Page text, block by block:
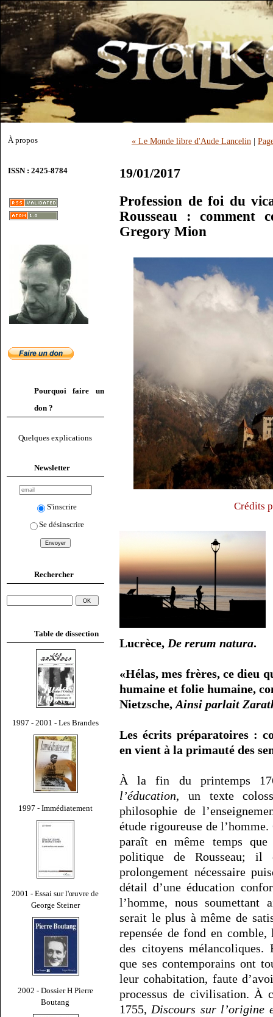
À propos
ISSN : 2425-8784
Pourquoi faire un
don ?
Quelques explications
Newsletter
S'inscrire
Se désinscrire
Rechercher
Table de dissection
1997 - 2001 - Les Brandes
1997 - Immédiatement
2001 - Essai sur l'œuvre de
George Steiner
2002 - Dossier H Pierre
Boutang
« Le Monde libre d'Aude Lancelin |
19/01/2017
Profession de foi du
Rousseau : comment
Gregory Mion
Crédits
Lucrèce, De rerum natura.
«Hélas, mes frères, ce dieu
humaine et folie humaine,
Nietzsche, Ainsi parlait
Les écrits préparatoires :
en vient à la primauté des
À la fin du printemps
l’éducation, un texte
philosophie de
étude rigoureuse de
paraît en même temps
politique de Rousseau; il
prolongement nécessaire
détail d’une éducation
l’homme, nous soumettant
serait le plus à même de
repensée de fond en
des citoyens mélancoliques.
que ses contemporains ont
leur cohabitation, faute
processus de civilisation. À
1755, Discours sur l’origine